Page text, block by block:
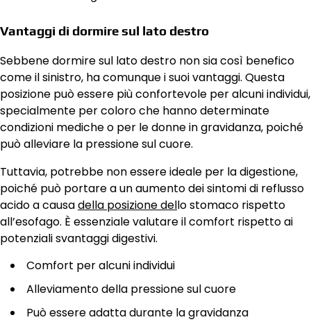
Vantaggi di dormire sul lato destro
Sebbene dormire sul lato destro non sia così benefico
come il sinistro, ha comunque i suoi vantaggi. Questa
posizione può essere più confortevole per alcuni individui,
specialmente per coloro che hanno determinate
condizioni mediche o per le donne in gravidanza, poiché
può alleviare la pressione sul cuore.
Tuttavia, potrebbe non essere ideale per la digestione,
poiché può portare a un aumento dei sintomi di reflusso
acido a causadella posizione dello stomaco rispetto
all’esofago. È essenziale valutare il comfort rispetto ai
potenziali svantaggi digestivi.
Comfort per alcuni individui
Alleviamento della pressione sul cuore
Può essere adatta durante la gravidanza